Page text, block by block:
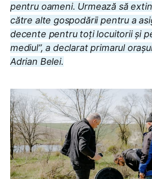
pentru oameni. Urmează să
către alte gospodării pentru a
decente pentru toți locuitorii și
mediul”, a declarat primarul
Adrian Belei.